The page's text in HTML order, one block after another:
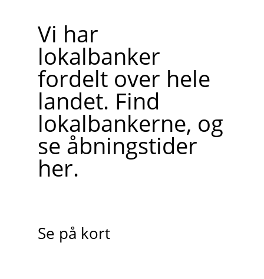
Vi har
lokalbanker
fordelt over hele
landet. Find
lokalbankerne, og
se åbningstider
her.
Se på kort